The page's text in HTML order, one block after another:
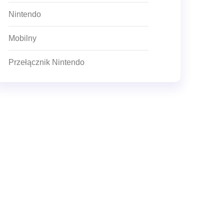
Nintendo
Mobilny
Przełącznik Nintendo